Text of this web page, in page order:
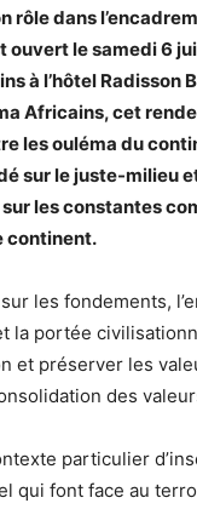
rôle dans
ouvert le samedi 6
à l’hôtel Radisson
Africains, cet
les ouléma du
sur le juste-milieu
les constantes
continent.
les fondements,
la portée
et préserver les
des
particulier
qui font face au